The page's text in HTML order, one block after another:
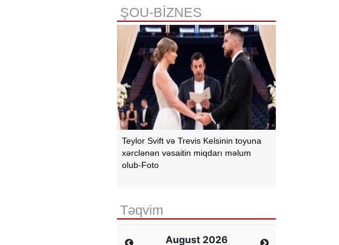
ŞOU-BİZNES
Teylor Svift və Trevis Kelsinin toyuna
xərclənən vəsaitin miqdarı məlum
olub-Foto
Təqvim
August 2026